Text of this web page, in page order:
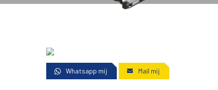
Whatsapp mij Mail mij